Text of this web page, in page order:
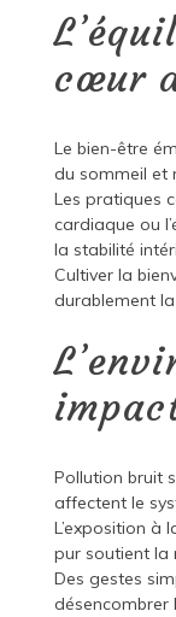
cœur
Le bien-être
du sommeil et
Les pratiques
cardiaque ou
la stabilité
Cultiver la
durablement
Pollution bruit
affectent le
L’exposition à
pur soutient la
Des gestes
désencombrer